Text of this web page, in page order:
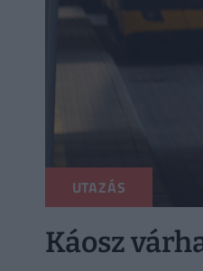
UTAZÁS
Káosz